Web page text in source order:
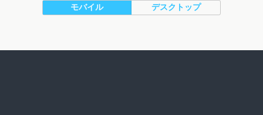
モバイル デスクトップ